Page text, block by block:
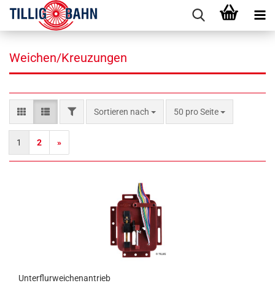
Weichen/Kreuzungen
FILTERSortieren nach
Sortieren nach 50 pro Seite
pro Seite
1 2 »
Unterflurweichenantrieb